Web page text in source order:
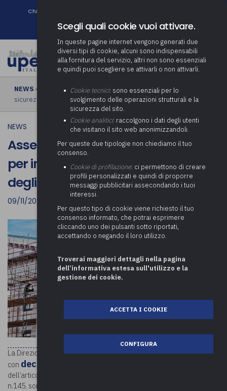
Chi siamo
Newsletter
NEWS › Assegnati ai Comuni i contributi per interventi di messa in
sicurezza degli edifici e del territorio
NEWS
Assegnati ai Comuni i contributi
per interventi di messa in sicurezza
degli edifici e del territorio
09/11/2021
La Direzione centrale della Finanza Locale comunica che
con decreto dell’8 novembre 2021
dell’articolo 1 comma 139-bis, della legge 30 dicembre 2018,
n.145, sono stati assegnati ai Comuni, in seguito alla procedura di
Scegli quali cookie vuoi attivare.
In queste pagine internet vengono generati due
diversi tipi di cookie, alcuni sono indispensabili
alla fornitura del servizio, altri non sono essenziali
e quindi puoi scegliere se attivarli o non attivarli.
Cookie tecnici: sono essenziali per lo
svolgimento delle operazioni strutturali e la
sicurezza del sito.
Cookie analitici: raccolgono i dati degli utenti
che visitano il sito web anonimizzandoli.
Per queste due tipologie non chiediamo il tuo
consenso.
Cookie di profilazione: ci permettono di creare
profili personalizzati e quindi di proporre
messaggi pubblicitari assecondando i tuoi
interessi.
Per questo tipo di cookie viene richiesto il tuo
consenso informato, che potrai esprimere
cliccando uno dei pulsanti sotto riportati,
accettando o negando il loro utilizzo.
Troverai maggiori dettagli nella pagina
dell’informativa estesa sull'utilizzo e la
gestione dei cookie.
ACCETTA I COOKIE
CONFIGURA